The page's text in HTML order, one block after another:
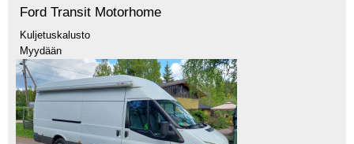
Ford Transit Motorhome
Kuljetuskalusto
Myydään